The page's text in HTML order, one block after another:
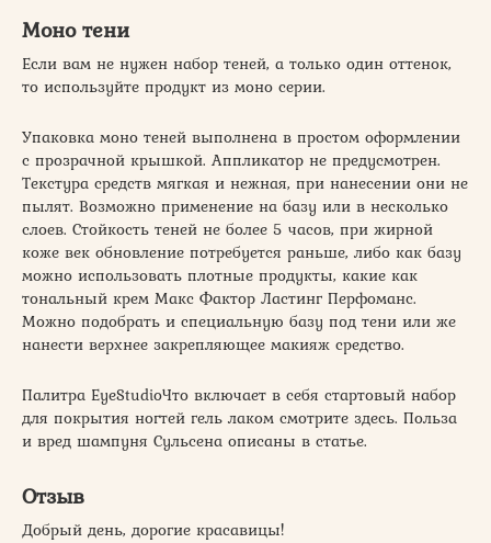
Моно тени
Если вам не нужен набор теней, а только один оттенок,
то используйте продукт из моно серии.
Упаковка моно теней выполнена в простом оформлении
с прозрачной крышкой. Аппликатор не предусмотрен.
Текстура средств мягкая и нежная, при нанесении они не
пылят. Возможно применение на базу или в несколько
слоев. Стойкость теней не более 5 часов, при жирной
коже век обновление потребуется раньше, либо как базу
можно использовать плотные продукты, какие как
тональный крем Макс Фактор Ластинг Перфоманс.
Можно подобрать и специальную базу под тени или же
нанести верхнее закрепляющее макияж средство.
Палитра EyeStudioЧто включает в себя стартовый набор
для покрытия ногтей гель лаком смотрите здесь. Польза
и вред шампуня Сульсена описаны в статье.
Отзыв
Добрый день, дорогие красавицы!